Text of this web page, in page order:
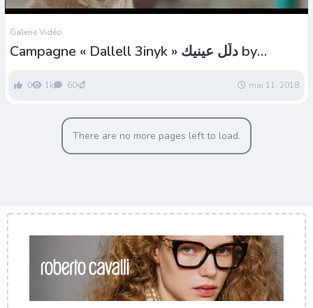
Galerie Vidéo
Campagne « Dallell 3inyk » دلّل عينيك by
0 1k 60 mai 11, 2018
There are no more pages left to load.